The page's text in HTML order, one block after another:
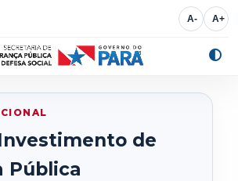
A- A+
de
Pública